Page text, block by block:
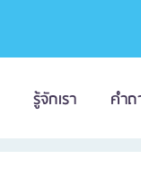
รู้จักเรา คำ